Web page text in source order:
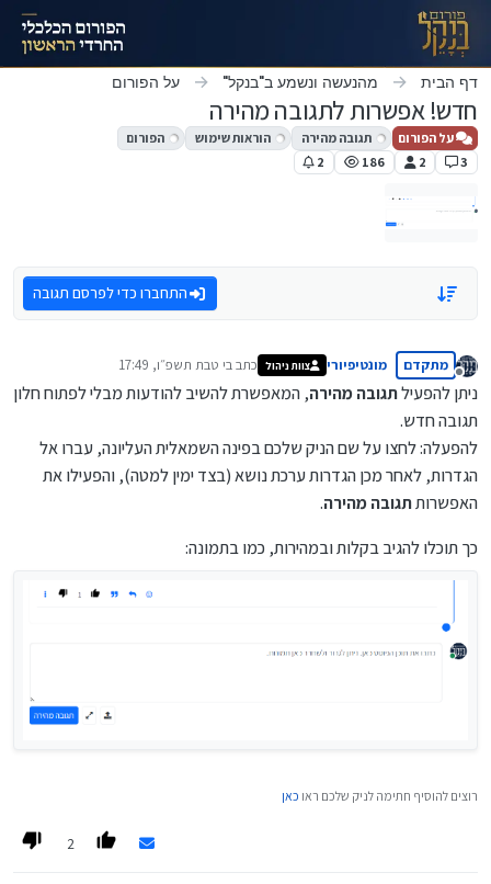
דילוג לתוכן
דף הבית מהנעשה ונשמע ב"בנקל" על הפורום
חדש! אפשרות לתגובה מהירה
על הפורום תגובה מהירה הוראות שימוש
הפורום
3
2
186
2
התחברו כדי לפרסם תגובה
מנותק
מתקדם מונטיפיורי צוות ניהול כתב בי טבת תשפ״ו, 17:49
נערך לאחרונה על ידי
ניתן להפעילתגובה מהירה, המאפשרת להשיב להודעות מבלי לפתוח חלון
תגובה חדש.
להפעלה: לחצו על שם הניק שלכם בפינה השמאלית העליונה, עברו אל
הגדרות, לאחר מכן הגדרות ערכת נושא (בצד ימין למטה), והפעילו את
האפשרותתגובה מהירה.
כך תוכלו להגיב בקלות ובמהירות, כמו בתמונה:
רוצים להוסיף חתימה לניק שלכם ראו כאן
2